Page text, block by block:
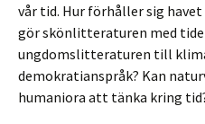
vår tid. Hur förhåller sig
gör skönlitteraturen med
ungdomslitteraturen till
demokratianspråk? Kan
humaniora att tänka kring